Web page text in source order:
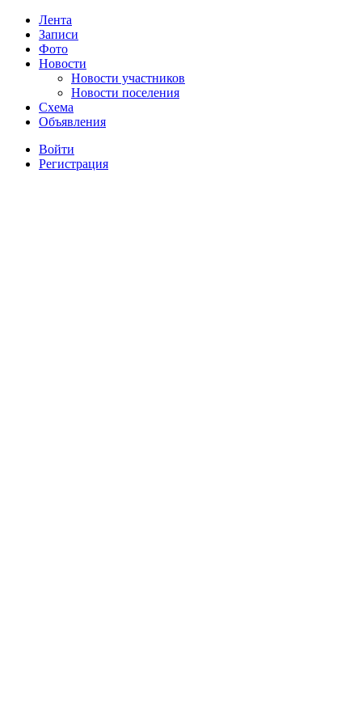
Лента
Записи
Фото
Новости
Новости участников
Новости поселения
Схема
Объявления
Войти
Регистрация